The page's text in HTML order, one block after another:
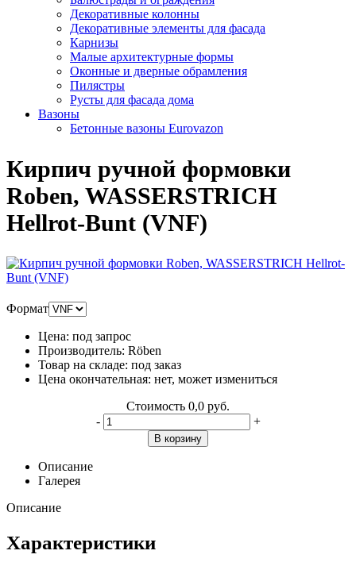
Декоративные колонны
Декоративные элементы для фасада
Карнизы
Малые архитектурные формы
Оконные и дверные обрамления
Пилястры
Русты для фасада дома
Вазоны
Бетонные вазоны Eurovazon
Кирпич ручной формовки
Roben, WASSERSTRICH
Hellrot-Bunt (VNF)
Формат
Цена: под запрос
Производитель: Röben
Товар на складе: под заказ
Цена окончательная: нет, может измениться
Стоимость 0,0 руб.
-
+
В корзину
Описание
Галерея
Описание
Характеристики